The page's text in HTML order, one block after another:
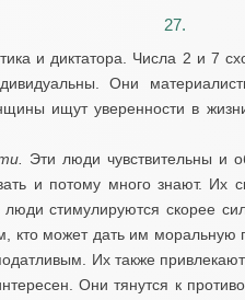
27.
и диктатора. Числа 2 и 7
Они
ищут уверенности в
Эти люди чувствительны и
и потому много знают. Их
стимулируются скорее
кто может дать им моральную
Их также
Они тянутся к